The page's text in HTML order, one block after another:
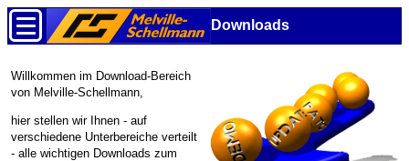
Downloads
Willkommen im Download-Bereich
von Melville-Schellmann,
hier stellen wir Ihnen - auf
verschiedene Unterbereiche verteilt
- alle wichtigen Downloads zum